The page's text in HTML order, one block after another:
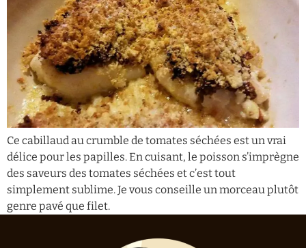
Ce cabillaud au crumble de tomates séchées est un vrai
délice pour les papilles. En cuisant, le poisson s’imprègne
des saveurs des tomates séchées et c’est tout
simplement sublime. Je vous conseille un morceau plutôt
genre pavé que filet.